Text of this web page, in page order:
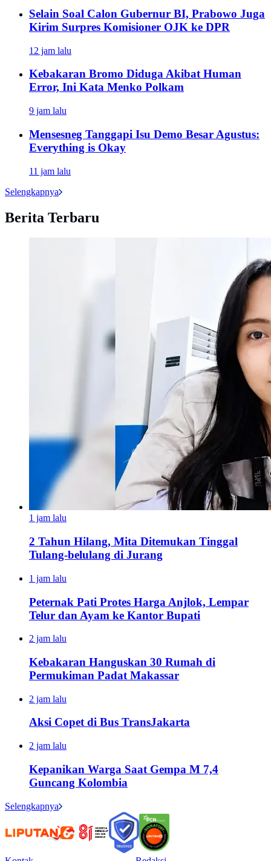
Selain Soal Calon Gubernur BI, Prabowo Juga
Kirim Surpres Komisioner OJK ke DPR
12 jam lalu
Kebakaran Bromo Diduga Akibat Human
Error, Ini Kata Menko Polkam
9 jam lalu
Mensesneg Tanggapi Isu Demo Besar Agustus:
Everything is Okay
11 jam lalu
Selengkapnya
Berita Terbaru
1 jam lalu
2 Tahun Hilang, Mita Ditemukan Tinggal
Tulang-belulang di Jurang
1 jam lalu
Peternak Pati Protes Harga Anjlok, Lempar
Telur dan Ayam ke Kantor Bupati
2 jam lalu
Kebakaran Hanguskan 30 Rumah di
Permukiman Padat Makassar
2 jam lalu
Aksi Copet di Bus TransJakarta
2 jam lalu
Kepanikan Warga Saat Gempa M 7,4
Guncang Kolombia
Selengkapnya